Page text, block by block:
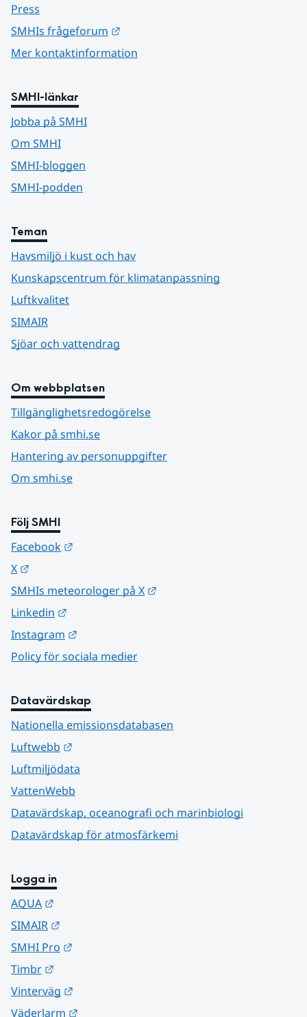
Press
SMHIs frågeforum
Mer kontaktinformation
SMHI-länkar
Jobba på SMHI
Om SMHI
SMHI-bloggen
SMHI-podden
Teman
Havsmiljö i kust och hav
Kunskapscentrum för klimatanpassning
Luftkvalitet
SIMAIR
Sjöar och vattendrag
Om webbplatsen
Tillgänglighetsredogörelse
Kakor på smhi.se
Hantering av personuppgifter
Om smhi.se
Följ SMHI
Facebook
X
SMHIs meteorologer på X
Linkedin
Instagram
Policy för sociala medier
Datavärdskap
Nationella emissionsdatabasen
Luftwebb
Luftmiljödata
VattenWebb
Datavärdskap, oceanografi och marinbiologi
Datavärdskap för atmosfärkemi
Logga in
AQUA
SIMAIR
SMHI Pro
Timbr
Vinterväg
Väderlarm